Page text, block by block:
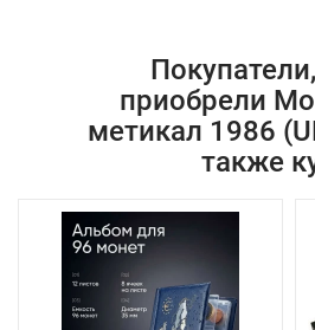
приобрели
метикал 1986
также